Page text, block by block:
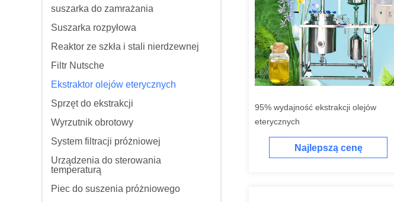
suszarka do zamrażania
Suszarka rozpyłowa
Reaktor ze szkła i stali nierdzewnej
Filtr Nutsche
Ekstraktor olejów eterycznych
Sprzęt do ekstrakcji
Wyrzutnik obrotowy
System filtracji próżniowej
Urządzenia do sterowania
temperaturą
Piec do suszenia próżniowego
95% wydajność ekstrakcji olejów
eterycznych
Najlepszą cenę